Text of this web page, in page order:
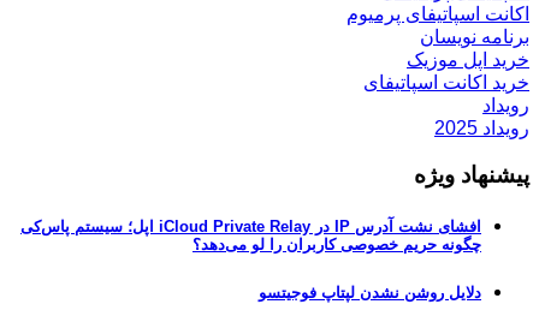
اکانت اسپاتیفای پرمیوم
برنامه نویسان
خرید اپل موزیک
خرید اکانت اسپاتیفای
رویداد
رویداد 2025
پیشنهاد ویژه
افشای نشت آدرس IP در iCloud Private Relay اپل؛ سیستم پاس‌کی
چگونه حریم خصوصی کاربران را لو می‌دهد؟
دلایل روشن نشدن لپتاپ فوجیتسو